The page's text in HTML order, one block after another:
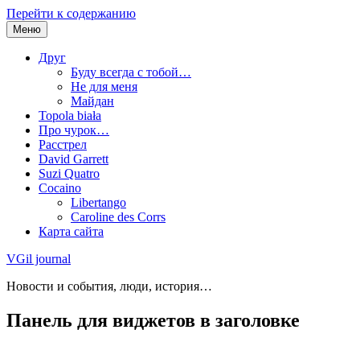
Перейти к содержанию
Меню
Друг
Буду всегда с тобой…
Не для меня
Майдан
Topola biała
Про чурок…
Расстрел
David Garrett
Suzi Quatro
Cocaino
Libertango
Caroline des Corrs
Карта сайта
VGil journal
Новости и события, люди, история…
Панель для виджетов в заголовке